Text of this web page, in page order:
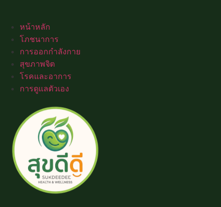
หน้าหลัก
โภชนาการ
การออกกำลังกาย
สุขภาพจิต
โรคและอาการ
การดูแลตัวเอง